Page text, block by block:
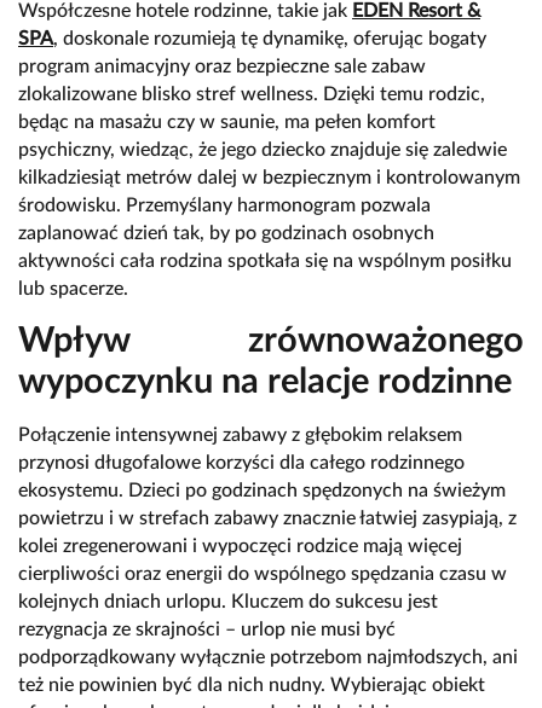
Współczesne hotele rodzinne, takie jak EDEN Resort &
SPA, doskonale rozumieją tę dynamikę, oferując bogaty
program animacyjny oraz bezpieczne sale zabaw
zlokalizowane blisko stref wellness. Dzięki temu rodzic,
będąc na masażu czy w saunie, ma pełen komfort
psychiczny, wiedząc, że jego dziecko znajduje się zaledwie
kilkadziesiąt metrów dalej w bezpiecznym i kontrolowanym
środowisku. Przemyślany harmonogram pozwala
zaplanować dzień tak, by po godzinach osobnych
aktywności cała rodzina spotkała się na wspólnym posiłku
lub spacerze.
Wpływ zrównoważonego
wypoczynku na relacje rodzinne
Połączenie intensywnej zabawy z głębokim relaksem
przynosi długofalowe korzyści dla całego rodzinnego
ekosystemu. Dzieci po godzinach spędzonych na świeżym
powietrzu i w strefach zabawy znacznie łatwiej zasypiają, z
kolei zregenerowani i wypoczęci rodzice mają więcej
cierpliwości oraz energii do wspólnego spędzania czasu w
kolejnych dniach urlopu. Kluczem do sukcesu jest
rezygnacja ze skrajności – urlop nie musi być
podporządkowany wyłącznie potrzebom najmłodszych, ani
też nie powinien być dla nich nudny. Wybierając obiekt